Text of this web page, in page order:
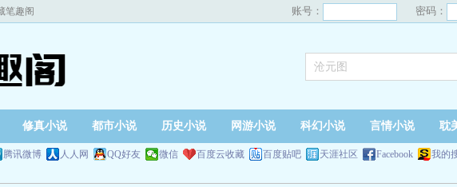
笔趣阁 账号： 密码：
修真小说 都市小说 历史小说 网游小说 科幻小说 言情小说 耽
腾讯微博 人人网 QQ好友 微信 百度云收藏 百度贴吧 天涯社区 Facebook 我的